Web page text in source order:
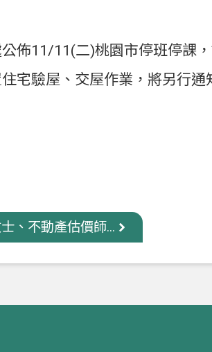
佈11/11(二)桃園市停班停課
宅驗屋、交屋作業，將另行通
、不動產估價師...